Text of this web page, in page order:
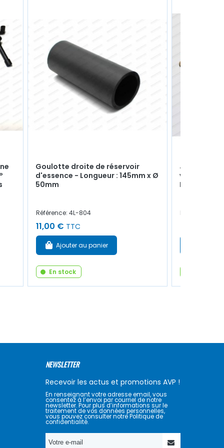
Goulotte droite de réservoir
d'essence - Longueur : 145mm x Ø
50mm
Référence: 4L-804
11,00 € TTC
Ajouter au panier
En stock
Joint
vitesse
Réf
Référence:
NEWSLETTER
Recevoir les actus et promotions AVP !
En renseignant votre adresse email, vous
consentez à l’envoi par courriel de notre
newsletter. Pour plus d’informations sur le
traitement de vos données personnelles,
vous pouvez consulter notre Politique de
confidentialité.